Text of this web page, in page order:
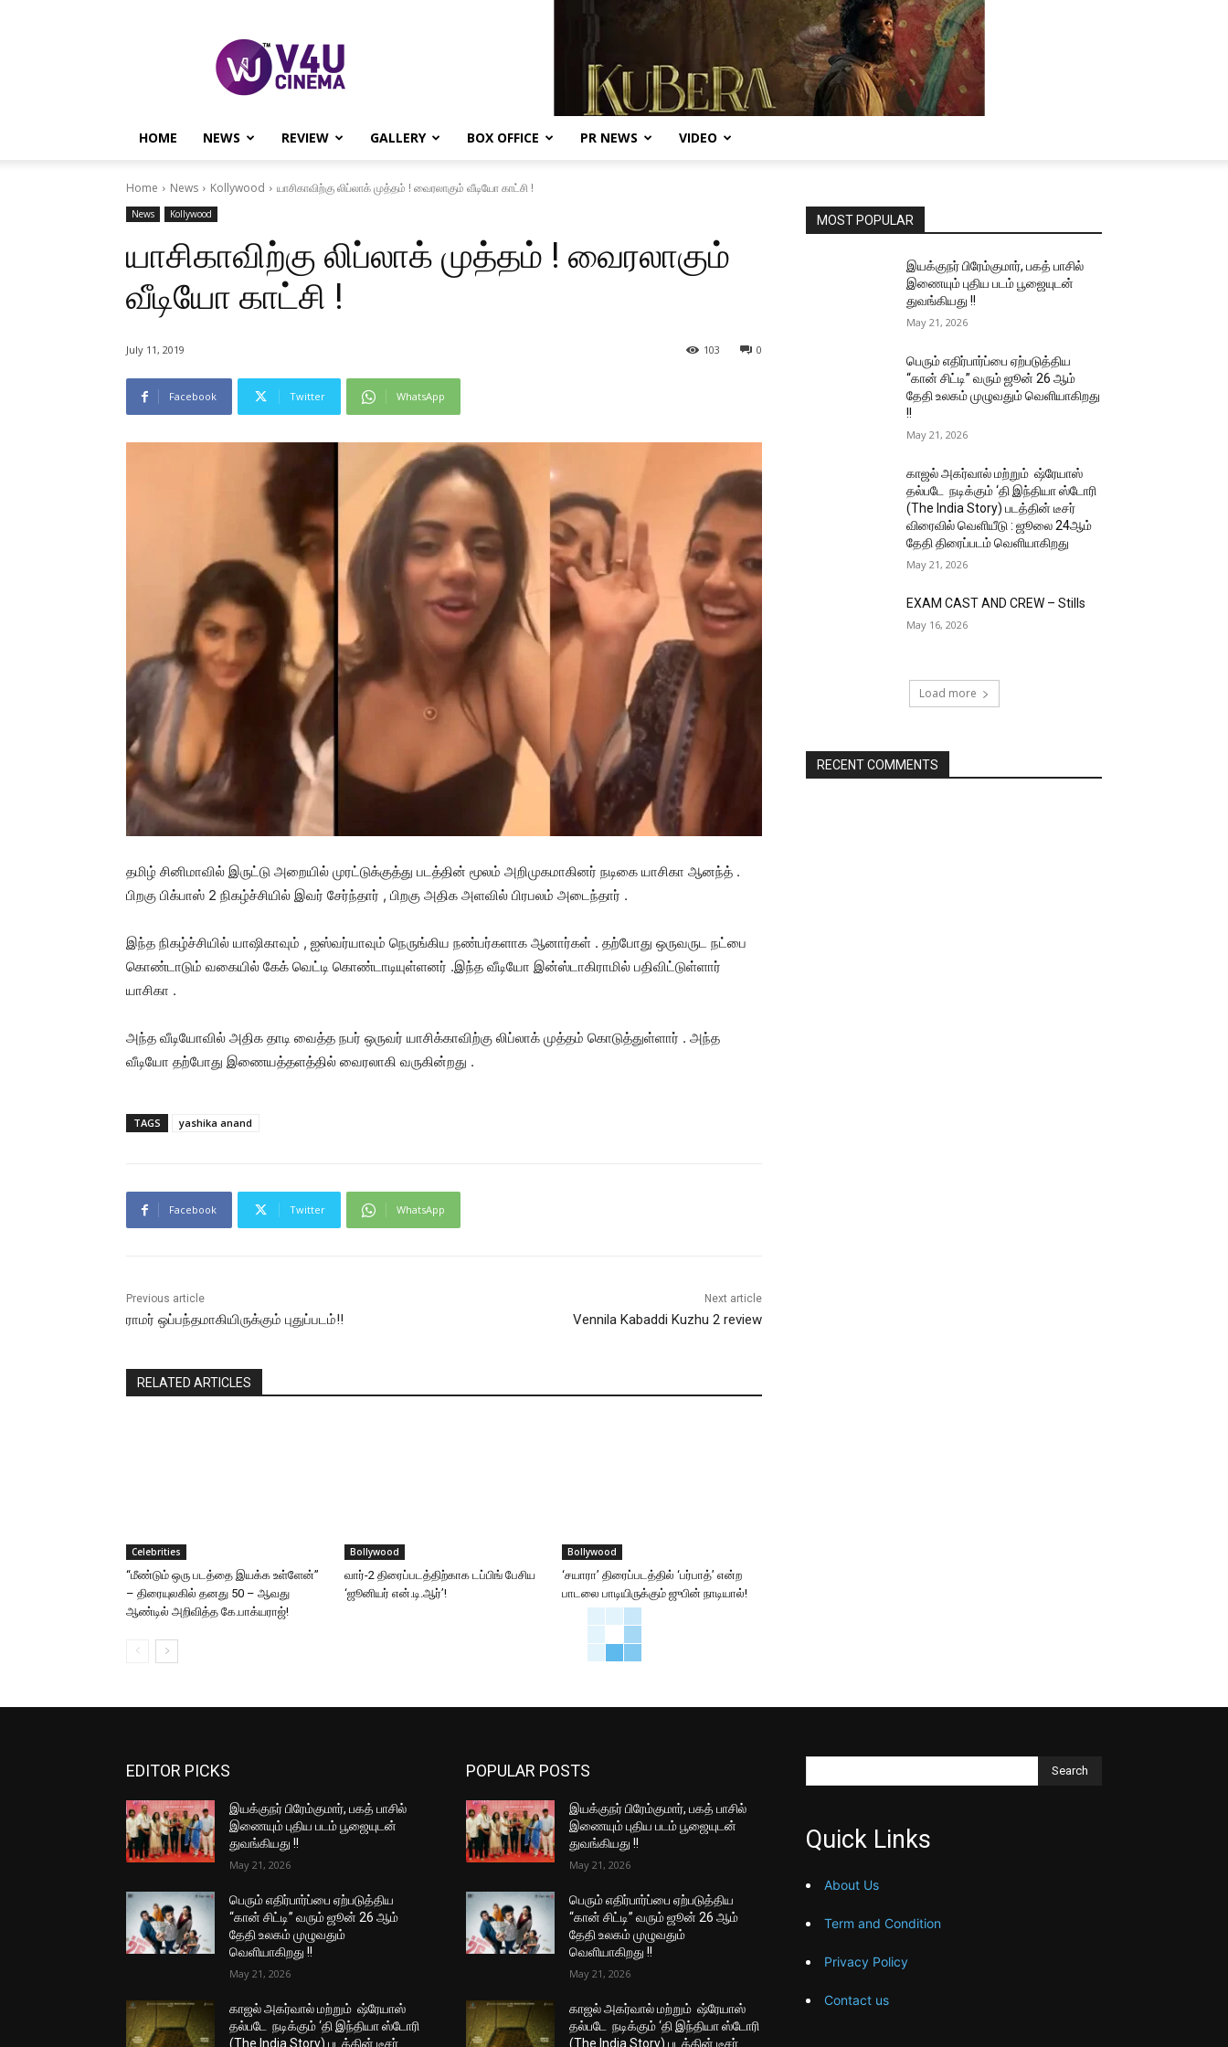
CINEMA
HOME NEWS REVIEW GALLERY BOX OFFICE PR NEWS VIDEO
Home News Kollywood யாசிகாவிற்கு லிப்லாக் முத்தம் ! வைரலாகும் வீடியோ காட்சி !
News Kollywood
யாசிகாவிற்கு லிப்லாக் முத்தம் ! வைரலாகும்
வீடியோ காட்சி !
July 11, 2019 0
103
Facebook Twitter WhatsApp
தமிழ் சினிமாவில் இருட்டு அறையில் முரட்டுக்குத்து படத்தின் மூலம் அறிமுகமாகினர் நடிகை யாசிகா ஆனந்த் .
பிறகு பிக்பாஸ் 2 நிகழ்ச்சியில் இவர் சேர்ந்தார் , பிறகு அதிக அளவில் பிரபலம் அடைந்தார் .
இந்த நிகழ்ச்சியில் யாஷிகாவும் , ஐஸ்வர்யாவும் நெருங்கிய நண்பர்களாக ஆனார்கள் . தற்போது ஒருவருட நட்பை
கொண்டாடும் வகையில் கேக் வெட்டி கொண்டாடியுள்ளனர் .இந்த வீடியோ இன்ஸ்டாகிராமில் பதிவிட்டுள்ளார்
யாசிகா .
அந்த வீடியோவில் அதிக தாடி வைத்த நபர் ஒருவர் யாசிக்காவிற்கு லிப்லாக் முத்தம் கொடுத்துள்ளார் . அந்த
வீடியோ தற்போது இணையத்தளத்தில் வைரலாகி வருகின்றது .
TAGS yashika anand
Facebook Twitter WhatsApp
Previous article
ராமர் ஒப்பந்தமாகியிருக்கும் புதுப்படம்!!
Next article
Vennila Kabaddi Kuzhu 2 review
RELATED ARTICLES
Celebrities
“மீண்டும் ஒரு படத்தை இயக்க உள்ளேன்”
– திரையுலகில் தனது 50 – ஆவது
ஆண்டில் அறிவித்த கே.பாக்யராஜ்!
Bollywood
வார்-2 திரைப்படத்திற்காக டப்பிங் பேசிய
‘ஜூனியர் என்.டி.ஆர்’!
Bollywood
‘சயாரா’ திரைப்படத்தில் ‘பர்பாத்’ என்ற
பாடலை பாடியிருக்கும் ஜுபின் நாடியால்!
MOST POPULAR
இயக்குநர் பிரேம்குமார், பகத் பாசில்
இணையும் புதிய படம் பூஜையுடன்
துவங்கியது !!
May 21, 2026
பெரும் எதிர்பார்ப்பை ஏற்படுத்திய
“கான் சிட்டி” வரும் ஜூன் 26 ஆம்
தேதி உலகம் முழுவதும் வெளியாகிறது
!!
May 21, 2026
காஜல் அகர்வால் மற்றும் ஷ்ரேயாஸ்
தல்படே நடிக்கும் ‘தி இந்தியா ஸ்டோரி
(The India Story) படத்தின் டீசர்
விரைவில் வெளியீடு : ஜூலை 24ஆம்
தேதி திரைப்படம் வெளியாகிறது
May 21, 2026
EXAM CAST AND CREW – Stills
May 16, 2026
Load more
RECENT COMMENTS
EDITOR PICKS
இயக்குநர் பிரேம்குமார், பகத் பாசில்
இணையும் புதிய படம் பூஜையுடன்
துவங்கியது !!
May 21, 2026
பெரும் எதிர்பார்ப்பை ஏற்படுத்திய
“கான் சிட்டி” வரும் ஜூன் 26 ஆம்
தேதி உலகம் முழுவதும்
வெளியாகிறது !!
May 21, 2026
காஜல் அகர்வால் மற்றும் ஷ்ரேயாஸ்
தல்படே நடிக்கும் ‘தி இந்தியா ஸ்டோரி
(The India Story) படத்தின் டீசர்
POPULAR POSTS
இயக்குநர் பிரேம்குமார், பகத் பாசில்
இணையும் புதிய படம் பூஜையுடன்
துவங்கியது !!
May 21, 2026
பெரும் எதிர்பார்ப்பை ஏற்படுத்திய
“கான் சிட்டி” வரும் ஜூன் 26 ஆம்
தேதி உலகம் முழுவதும்
வெளியாகிறது !!
May 21, 2026
காஜல் அகர்வால் மற்றும் ஷ்ரேயாஸ்
தல்படே நடிக்கும் ‘தி இந்தியா ஸ்டோரி
(The India Story) படத்தின் டீசர்
Search
Quick Links
About Us
Term and Condition
Privacy Policy
Contact us